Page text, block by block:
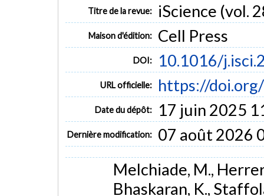
Titre de la revue: iScience (vol.
Maison d'édition: Cell Press
DOI: 10.1016/
URL officielle: https://
Date du dépôt: 17 juin 2025
Dernière modification: 07 août 2026
Melchiade, M.,
Bhaskaran, K.,